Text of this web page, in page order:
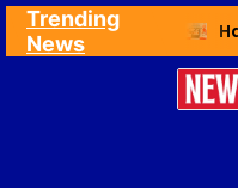
Trending
News